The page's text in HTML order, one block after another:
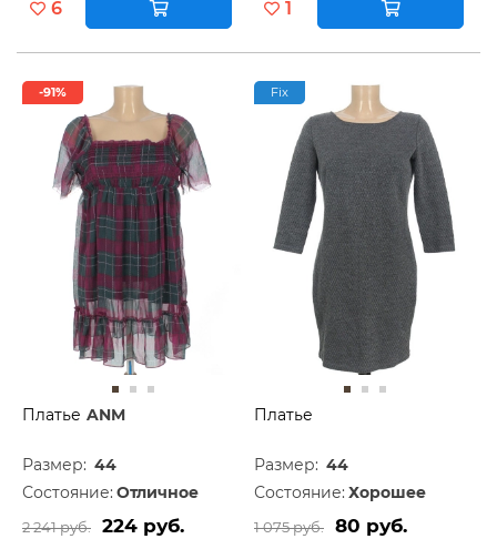
6 1
-91%
Платье ANM
Размер: 44
Состояние: Отличное
2 241 руб. 224 руб.
Fix
Платье
Размер: 44
Состояние: Хорошее
1 075 руб. 80 руб.